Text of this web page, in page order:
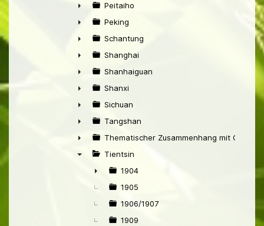
►
►
Peitaiho
►
Peking
►
Schantung
►
Shanghai
►
Shanhaiguan
►
Shanxi
►
Sichuan
►
Tangshan
►
Thematischer Zusammenhang mit China
Tientsin
►
1904
1905
1906/1907
1909